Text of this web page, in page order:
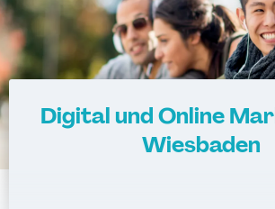
Digital und Online
Wiesbaden